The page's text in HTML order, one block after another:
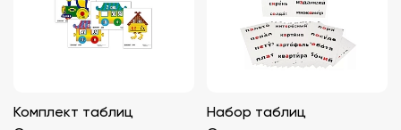
Комплект таблиц
Набор таблиц